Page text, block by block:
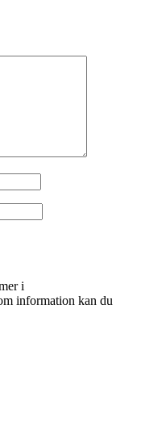
i
information kan du